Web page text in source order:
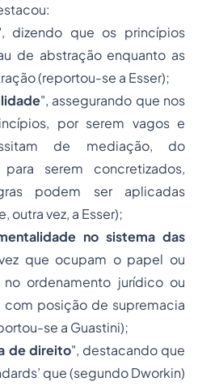
dizendo que os princípios
de abstração enquanto as
(reportou-se a Esser);
", assegurando que nos
por serem vagos e
de mediação, do
serem concretizados,
podem ser aplicadas
vez, a Esser);
no sistema das
que ocupam o papel ou
ordenamento jurídico ou
posição de supremacia
se a Guastini);
de direito", destacando que
que (segundo Dworkin)